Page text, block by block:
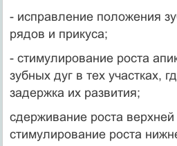
- исправление положения
рядов и прикуса;
- стимулирование роста
зубных дуг в тех участках,
задержка их развития;
сдерживание роста
стимулирование роста